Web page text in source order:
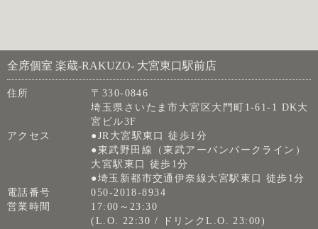
全席個室 楽蔵‐RAKUZO‐ 大宮東口駅前店
住所
〒330-0846
埼玉県さいたま市大宮区大門町1-61-1 DK大
宮ビル3F
アクセス
●JR大宮駅東口 徒歩1分
●東武野田線（東武アーバンパークライン）
大宮駅東口 徒歩1分
●埼玉新都市交通伊奈線大宮駅東口 徒歩1分
電話番号
050-2018-8934
営業時間
17:00～23:30
(L.O. 22:30 / ドリンクL.O. 23:00)